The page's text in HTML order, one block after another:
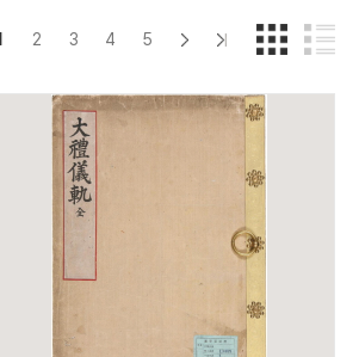
규장각-산기 연구비 지원 사업
기획연구
홍재 한국학 펠로십 프로그램
2 3 4 5